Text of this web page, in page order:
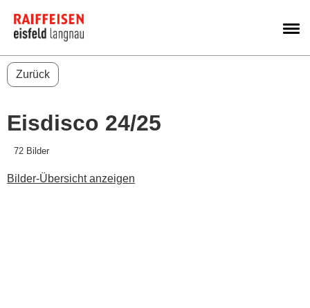
Zurück
Eisdisco 24/25
72 Bilder
Bilder-Übersicht anzeigen